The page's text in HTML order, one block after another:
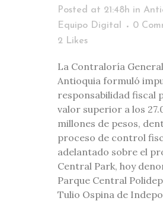
Posted at 21:48h in
Equipo Digital
0
2 Likes
La Contraloría
Antioquia formuló
responsabilidad fiscal
valor superior a los
millones de pesos,
proceso de control
adelantado sobre el
Central Park, hoy
Parque Central
Tulio Ospina de